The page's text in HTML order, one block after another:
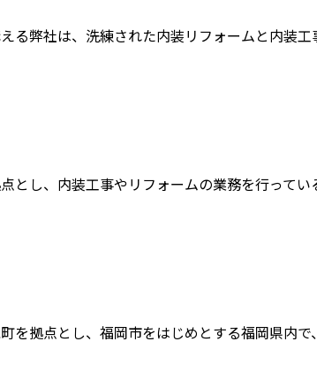
る弊社は、洗練された内装リフォームと内装
とし、内装工事やリフォームの業務を行ってい
を拠点とし、福岡市をはじめとする福岡県内で